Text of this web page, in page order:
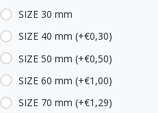
SIZE 30 mm
SIZE 40 mm (+€0,30)
SIZE 50 mm (+€0,50)
SIZE 60 mm (+€1,00)
SIZE 70 mm (+€1,29)